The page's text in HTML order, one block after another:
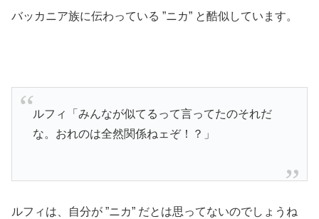
バッカニア族に伝わっている ”ニカ” と酷似しています。
ルフィ「みんなが似てるって言ってたのそれだ
な。おれのは全然関係ねェぞ！？」
ルフィは、自分が ”ニカ” だとは思ってないのでしょうね